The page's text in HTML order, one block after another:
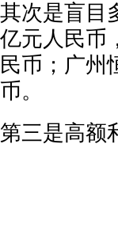
其次是盲目
亿元人民币
民币；广州
币。
第三是高额